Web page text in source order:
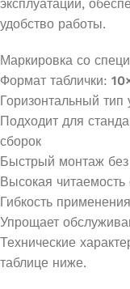
эксплуатации,
удобство работы.
Маркировка со
Формат таблички:
Горизонтальный тип
Подходит для
сборок
Быстрый монтаж без
Высокая читаемость
Гибкость
Упрощает
Технические
таблице ниже.